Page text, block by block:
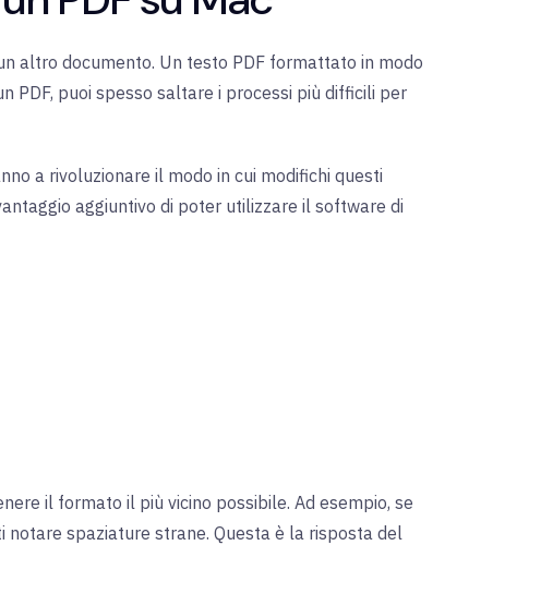
altro documento. Un testo PDF formattato in modo
PDF, puoi spesso saltare i processi più difficili per
a rivoluzionare il modo in cui modifichi questi
aggiuntivo di poter utilizzare il software di
il formato il più vicino possibile. Ad esempio, se
notare spaziature strane. Questa è la risposta del